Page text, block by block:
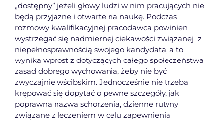
„dostępny” jeżeli głowy ludzi w nim pracujących nie
będą przyjazne i otwarte na naukę. Podczas
rozmowy kwalifikacyjnej pracodawca powinien
wystrzegać się nadmiernej ciekawości związanej z
niepełnosprawnością swojego kandydata, a to
wynika wprost z dotyczących całego społeczeństwa
zasad dobrego wychowania, żeby nie być
zwyczajnie wścibskim. Jednocześnie nie trzeba
krępować się dopytać o pewne szczegóły, jak
poprawna nazwa schorzenia, dzienne rutyny
związane z leczeniem w celu zapewnienia